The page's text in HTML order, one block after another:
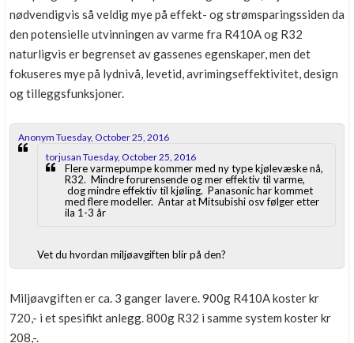
nødvendigvis så veldig mye på effekt- og strømsparingssiden da
den potensielle utvinningen av varme fra R410A og R32
naturligvis er begrenset av gassenes egenskaper, men det
fokuseres mye på lydnivå, levetid, avrimingseffektivitet, design
og tilleggsfunksjoner.
Anonym Tuesday, October 25, 2016
torjusan Tuesday, October 25, 2016
Flere varmepumpe kommer med ny type kjølevæske nå,
R32. Mindre forurensende og mer effektiv til varme,
dog mindre effektiv til kjøling. Panasonic har kommet
med flere modeller. Antar at Mitsubishi osv følger etter
ila 1-3 år
Vet du hvordan miljøavgiften blir på den?
Miljøavgiften er ca. 3 ganger lavere. 900g R410A koster kr
720,- i et spesifikt anlegg. 800g R32 i samme system koster kr
208,-.